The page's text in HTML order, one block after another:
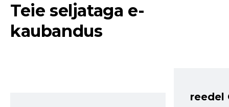
Teie seljataga e-
kaubandus
reedel